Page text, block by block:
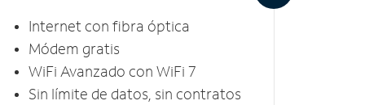
Internet con fibra óptica
Módem gratis
WiFi Avanzado con WiFi 7
Sin límite de datos, sin contratos